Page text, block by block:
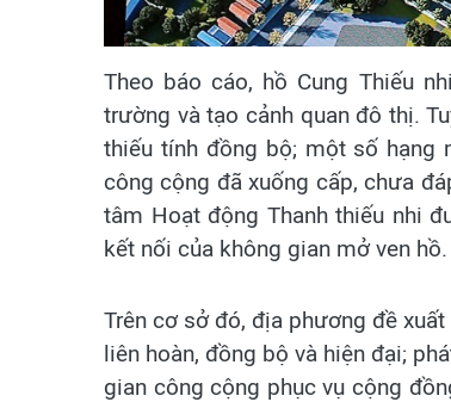
Theo báo cáo, hồ Cung Thiếu
trường và tạo cảnh quan đô thị.
thiếu tính đồng bộ; một số hạng
công cộng đã xuống cấp, chưa
tâm Hoạt động Thanh thiếu nhi
kết nối của không gian mở ven hồ.
Trên cơ sở đó, địa phương đề
liên hoàn, đồng bộ và hiện đại;
gian công cộng phục vụ cộng